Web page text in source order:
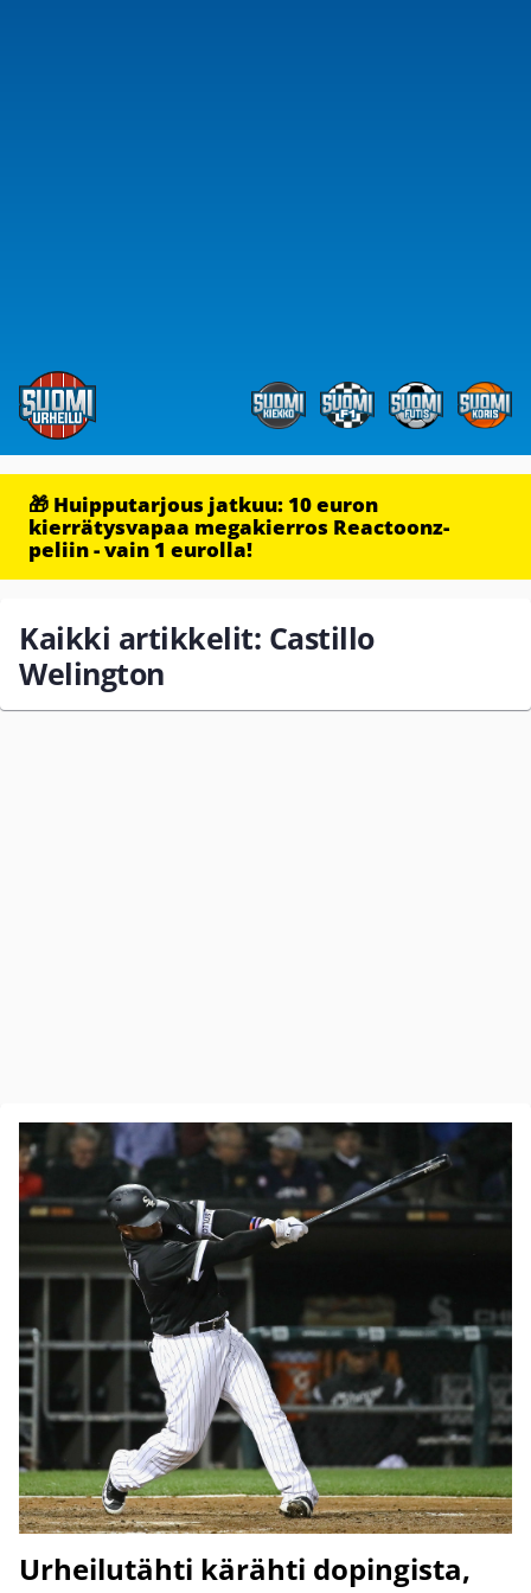
🎁 Huipputarjous jatkuu: 10 euron
kierrätysvapaa megakierros Reactoonz-
peliin - vain 1 eurolla!
Kaikki artikkelit: Castillo
Welington
Urheilutähti kärähti dopingista,